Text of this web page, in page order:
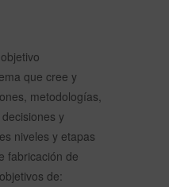
que cree y
metodologías,
y
niveles y etapas
fabricación de
de: